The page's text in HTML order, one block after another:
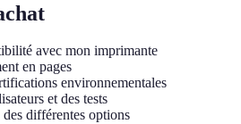
avec mon imprimante
en pages
environnementales
et des tests
différentes options